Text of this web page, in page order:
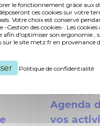
le fonctionnement grâce aux
ces cookies sur votre
Votre choix est conservé
des cookies-. Les cookies
d'optimiser son ergonomie ,
le site metz.fr en provenance
Politique de confidentialité
Seniors
Agenda
vos